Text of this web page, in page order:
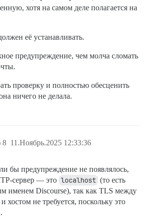
хотя на самом деле полагается на
её устанавливать.
предупреждение, чем молча сломать
проверку и полностью обесценить
ничего не делала.
11.Ноябрь.2025 12:33:36
8
бы предупреждение не появлялось,
сервер — это localhost (то есть
именем Discourse), так как TLS между
хостом не требуется, поскольку это